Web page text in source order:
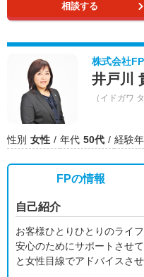
相談する
株式会社
井戸川
（イドガワ
性別 女性 年代 50代 経験
FPの情報
自己紹介
お客様ひとりひとりのライ
安心のためにサポートさせ
と女性目線でアドバイスさ